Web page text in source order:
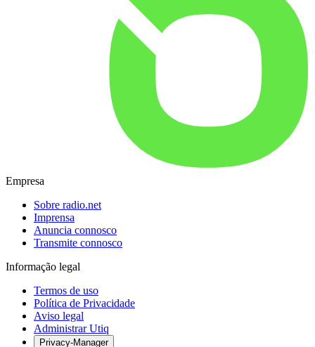
Empresa
Sobre radio.net
Imprensa
Anuncia connosco
Transmite connosco
Informação legal
Termos de uso
Política de Privacidade
Aviso legal
Administrar Utiq
Privacy-Manager